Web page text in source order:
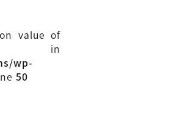
value of
in
wp-
50